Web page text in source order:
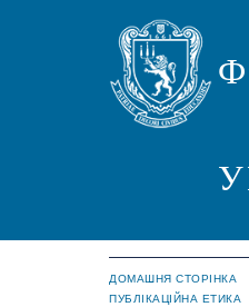
ДОМАШНЯ СТОРІНКА
ПУБЛІКАЦІЙНА ЕТИКА